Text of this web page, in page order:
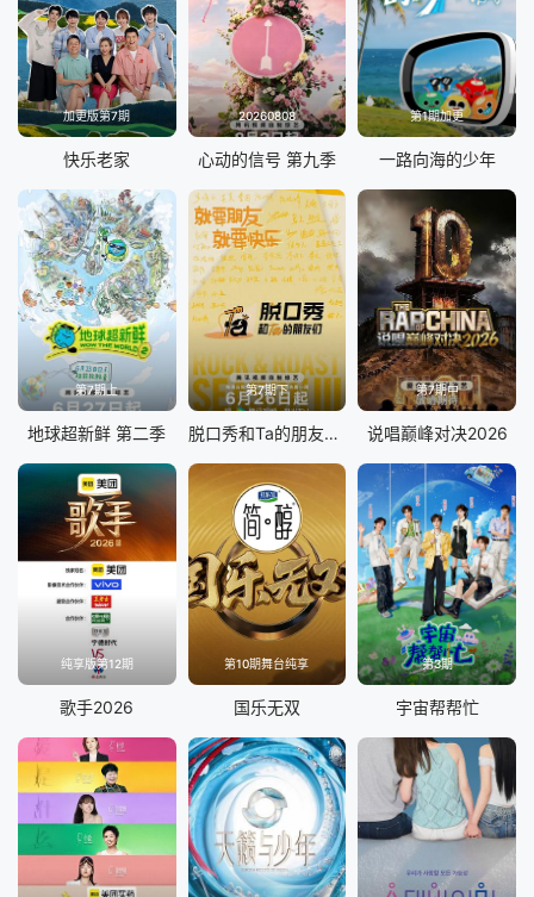
加更版第7期
快乐老家
20260808
心动的信号 第九季
第1期加更
一路向海的少年
第7期上
地球超新鲜 第二季
第7期下
脱口秀和Ta的朋友们 第三季
第7期中
说唱巅峰对决2026
纯享版第12期
歌手2026
第10期舞台纯享
国乐无双
第3期
宇宙帮帮忙